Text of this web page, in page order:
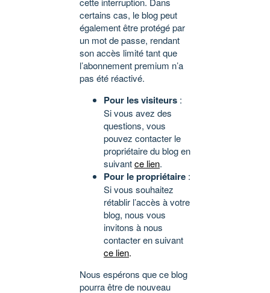
certains cas, le blog peut
également être protégé par
un mot de passe, rendant
son accès limité tant que
l’abonnement premium n’a
pas été réactivé.
Pour les visiteurs :
Si vous avez des
questions, vous
pouvez contacter le
propriétaire du blog en
suivantce lien.
Pour le propriétaire :
Si vous souhaitez
rétablir l’accès à votre
blog, nous vous
invitons à nous
contacter en suivant
ce lien.
Nous espérons que ce blog
pourra être de nouveau